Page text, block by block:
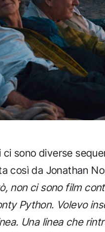
sono diverse
così da Jonathan
non ci sono film
Python. Volevo
Una linea che